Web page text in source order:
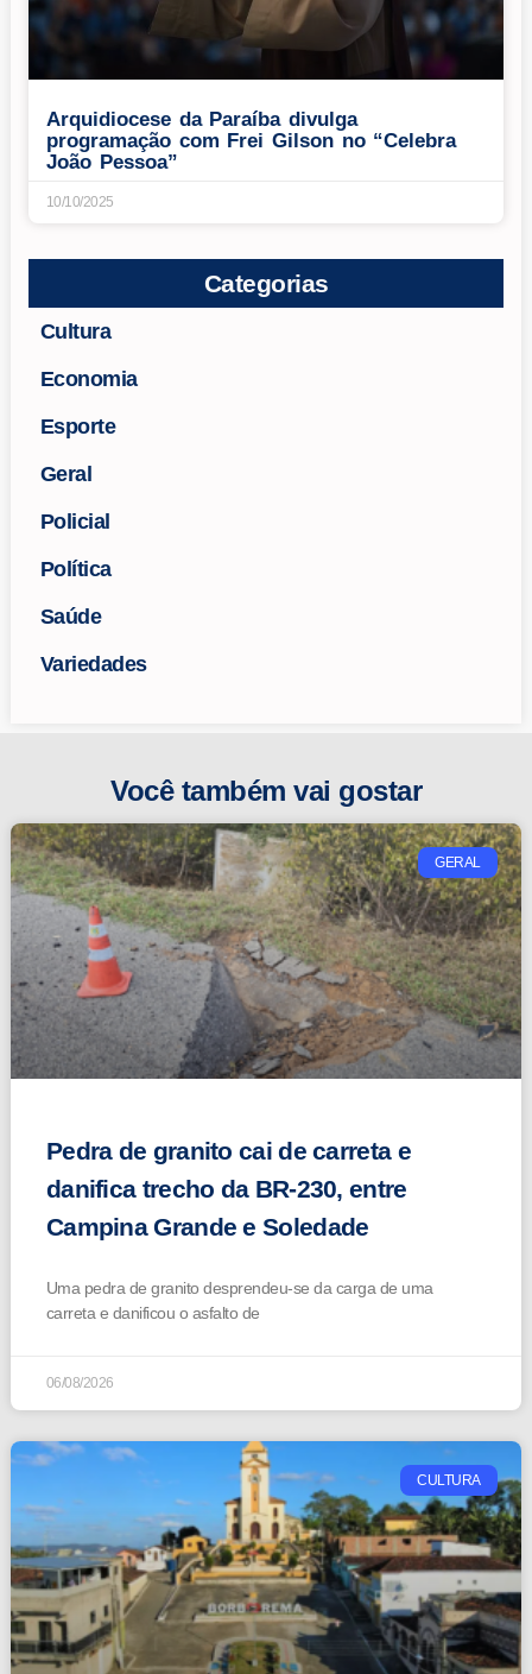
Arquidiocese da Paraíba divulga
programação com Frei Gilson no “Celebra
João Pessoa”
10/10/2025
Categorias
Cultura
Economia
Esporte
Geral
Policial
Política
Saúde
Variedades
Você também vai gostar
GERAL
Pedra de granito cai de carreta e
danifica trecho da BR-230, entre
Campina Grande e Soledade
Uma pedra de granito desprendeu-se da carga de uma
carreta e danificou o asfalto de
06/08/2026
CULTURA